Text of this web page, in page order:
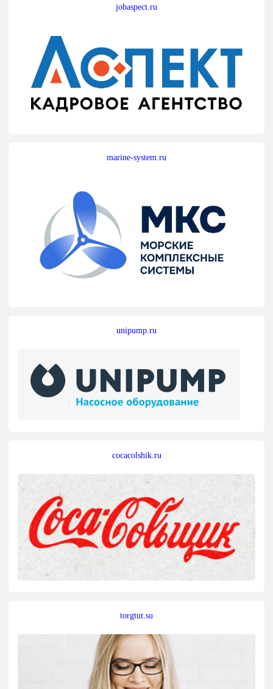
jobaspect.ru
marine-system.ru
unipump.ru
cocacolshik.ru
torgtut.su